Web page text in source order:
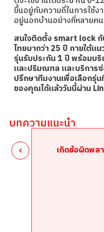
ขึ้นอยู่กับความถี่ในการใช้ง
อยู่นอกบ้านอย่างที่หลายคน
สนใจติดตั้งsmart lock
ไทยมากว่า 25 ปี ภายใต้
รุ่นรับประกัน 1 ปี พร้อมบ
และปริมณฑล และบริการ
ปรึกษาทีมงานเพื่อเลือกรุ่
ของคุณได้แล้ววันนี้ผ่าน
บทความแนะนำ
เกิดข้อผิดพล